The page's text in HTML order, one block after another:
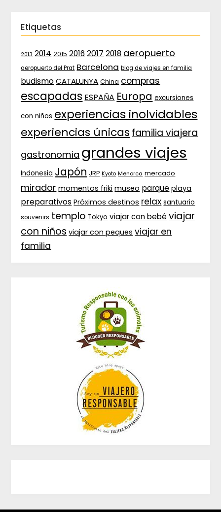
Etiquetas
2013 2014 2015 2016 2017 2018 aeropuerto
aeropuerto del Prat Barcelona blog de viajes en familia
budismo CATALUNYA China compras
escapadas ESPAÑA Europa excursiones
con niños experiencias inolvidables
experiencias únicas familia viajera
gastronomia grandes viajes
Indonesia Japón JRP Kyoto Menorca mercado
mirador momentos friki museo parque playa
preparativos Próximos destinos relax santuario
souvenirs templo Tokyo viajar con bebé viajar
con niños viajar con peques viajar en
familia